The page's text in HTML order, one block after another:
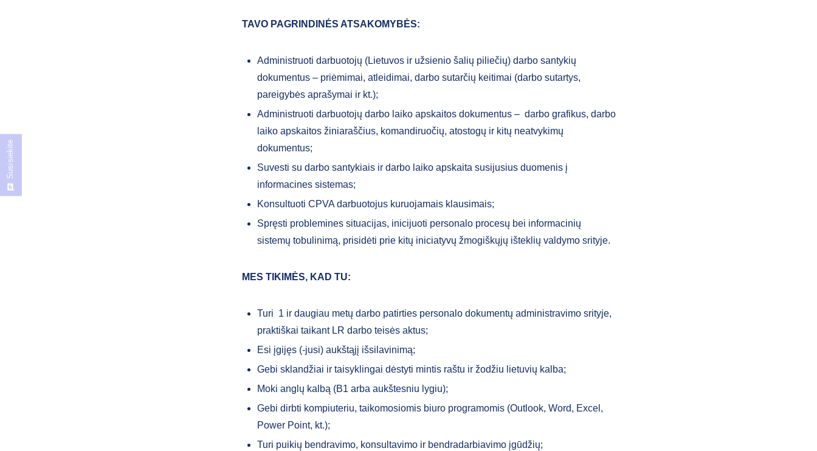
TAVO PAGRINDINĖS ATSAKOMYBĖS:
Administruoti darbuotojų (Lietuvos ir užsienio šalių piliečių) darbo santykių
dokumentus – priėmimai, atleidimai, darbo sutarčių keitimai (darbo sutartys,
pareigybės aprašymai ir kt.);
Administruoti darbuotojų darbo laiko apskaitos dokumentus – darbo grafikus, darbo
laiko apskaitos žiniaraščius, komandiruočių, atostogų ir kitų neatvykimų
dokumentus;
Suvesti su darbo santykiais ir darbo laiko apskaita susijusius duomenis į
informacines sistemas;
Konsultuoti CPVA darbuotojus kuruojamais klausimais;
Spręsti problemines situacijas, inicijuoti personalo procesų bei informacinių
sistemų tobulinimą, prisidėti prie kitų iniciatyvų žmogiškųjų išteklių valdymo srityje.
MES TIKIMĖS, KAD TU:
Turi 1 ir daugiau metų darbo patirties personalo dokumentų administravimo srityje,
praktiškai taikant LR darbo teisės aktus;
Esi įgijęs (-jusi) aukštąjį išsilavinimą;
Gebi sklandžiai ir taisyklingai dėstyti mintis raštu ir žodžiu lietuvių kalba;
Moki anglų kalbą (B1 arba aukštesniu lygiu);
Gebi dirbti kompiuteriu, taikomosiomis biuro programomis (Outlook, Word, Excel,
Power Point, kt.);
Turi puikių bendravimo, konsultavimo ir bendradarbiavimo įgūdžių;
Susisiekite